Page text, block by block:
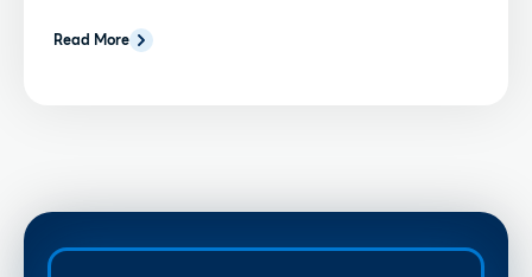
คุณวุฒิวิชาชีพระดับ 3 โดยได้ดาเนินการจัดการทดสอบสมรรถนะ
Read More